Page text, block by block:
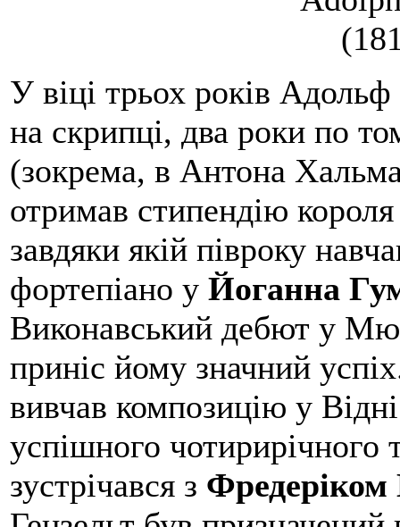
У віці трьох років
на скрипці, два роки по
(зокрема, в Антона
отримав стипендію
завдяки якій півроку
фортепіано у Йоганна
Виконавський дебют у
приніс йому значний
вивчав композицію у
успішного чотирирічного
зустрічався з